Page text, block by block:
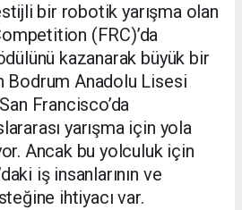
bir robotik yarışma olan
(FRC)’da
kazanarak büyük bir
Bodrum Anadolu Lisesi
Francisco’da
yarışma için yola
Ancak bu yolculuk için
iş insanlarının ve
ihtiyacı var.